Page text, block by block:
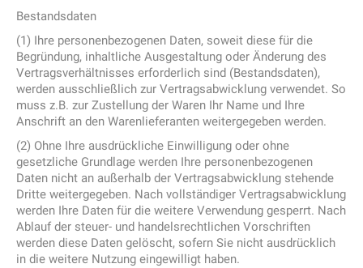
Bestandsdaten
(1) Ihre personenbezogenen Daten, soweit diese für die
Begründung, inhaltliche Ausgestaltung oder Änderung des
Vertragsverhältnisses erforderlich sind (Bestandsdaten),
werden ausschließlich zur Vertragsabwicklung verwendet. So
muss z.B. zur Zustellung der Waren Ihr Name und Ihre
Anschrift an den Warenlieferanten weitergegeben werden.
(2) Ohne Ihre ausdrückliche Einwilligung oder ohne
gesetzliche Grundlage werden Ihre personenbezogenen
Daten nicht an außerhalb der Vertragsabwicklung stehende
Dritte weitergegeben. Nach vollständiger Vertragsabwicklung
werden Ihre Daten für die weitere Verwendung gesperrt. Nach
Ablauf der steuer- und handelsrechtlichen Vorschriften
werden diese Daten gelöscht, sofern Sie nicht ausdrücklich
in die weitere Nutzung eingewilligt haben.